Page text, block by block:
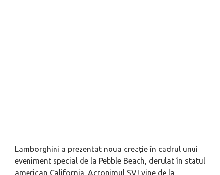
Lamborghini a prezentat noua creație în cadrul unui
eveniment special de la Pebble Beach, derulat în statul
american California. Acronimul SVJ vine de la